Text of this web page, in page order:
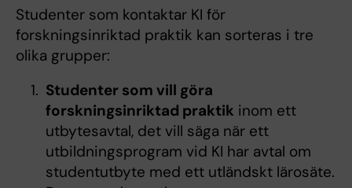
Studenter som kontaktar KI för
forskningsinriktad praktik kan sorteras i tre
olika grupper:
Studenter som vill göra
forskningsinriktad praktik inom ett
utbytesavtal, det vill säga när ett
utbildningsprogram vid KI har avtal om
studentutbyte med ett utländskt lärosäte.